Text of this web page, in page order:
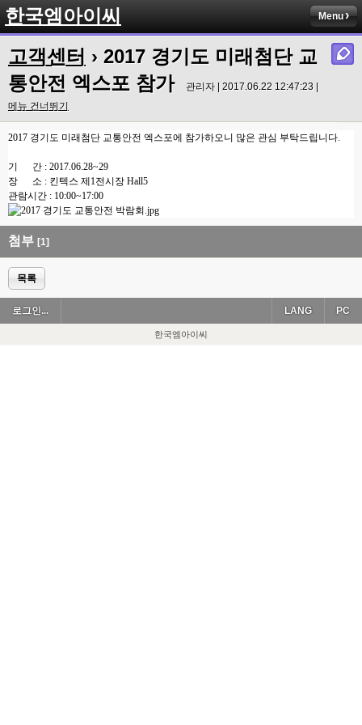
한국엠아이씨 Menu
고객센터 › 2017 경기도 미래첨단 교
통안전 엑스포 참가
관리자 | 2017.06.22 12:47:23 |
메뉴 건너뛰기
2017 경기도 미래첨단 교통안전 엑스포에 참가하오니 많은 관심 부탁드립니다.
기 간 : 2017.06.28~29
장 소 : 킨텍스 제1전시장 Hall5
관람시간 : 10:00~17:00
첨부 [1]
목록
로그인... PC
LANG
한국엠아이씨